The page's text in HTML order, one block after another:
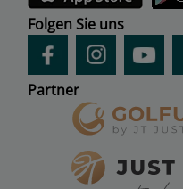
Folgen Sie uns
Partner